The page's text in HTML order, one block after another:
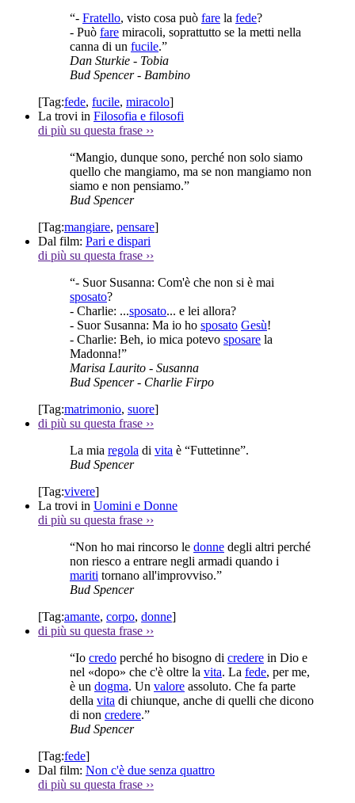
“- Fratello, visto cosa può fare la fede?
- Può fare miracoli, soprattutto se la metti nella
canna di un fucile.”
Dan Sturkie - Tobia
Bud Spencer- Bambino
[Tag:fede, fucile, miracolo]
La trovi in Filosofia e filosofi
di più su questa frase ››
“Mangio, dunque sono, perché non solo siamo
quello che mangiamo, ma se non mangiamo non
siamo e non pensiamo.”
Bud Spencer
[Tag:mangiare, pensare]
Dal film: Pari e dispari
di più su questa frase ››
“- Suor Susanna: Com'è che non si è mai
sposato?
- Charlie: ...sposato... e lei allora?
- Suor Susanna: Ma io ho sposato Gesù!
- Charlie: Beh, io mica potevo sposare la
Madonna!”
Marisa Laurito - Susanna
Bud Spencer- Charlie Firpo
[Tag:matrimonio, suore]
di più su questa frase ››
La mia regola di vita è “Futtetinne”.
Bud Spencer
[Tag:vivere]
La trovi in Uomini e Donne
di più su questa frase ››
“Non ho mai rincorso le donne degli altri perché
non riesco a entrare negli armadi quando i
mariti tornano all'improvviso.”
Bud Spencer
[Tag:amante, corpo, donne]
di più su questa frase ››
“Io credo perché ho bisogno di credere in Dio e
nel «dopo» che c'è oltre la vita. La fede, per me,
è un dogma. Un valore assoluto. Che fa parte
della vita di chiunque, anche di quelli che dicono
di non credere.”
Bud Spencer
[Tag:fede]
Dal film: Non c'è due senza quattro
di più su questa frase ››